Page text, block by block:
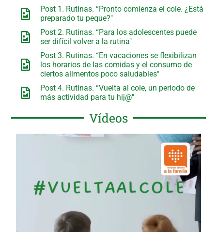
Post 1. Rutinas. “Pronto comienza el cole. ¿Está
preparado tu peque?"
Post 2. Rutinas. “Para los adolescentes puede
ser difícil volver a la rutina"
Post 3. Rutinas. “En vacaciones se flexibilizan
los horarios de las comidas y el consumo de
ciertos alimentos poco saludables"
Post 4. Rutinas. “Vuelta al cole, un periodo de
más actividad para tu hij@"
Vídeos